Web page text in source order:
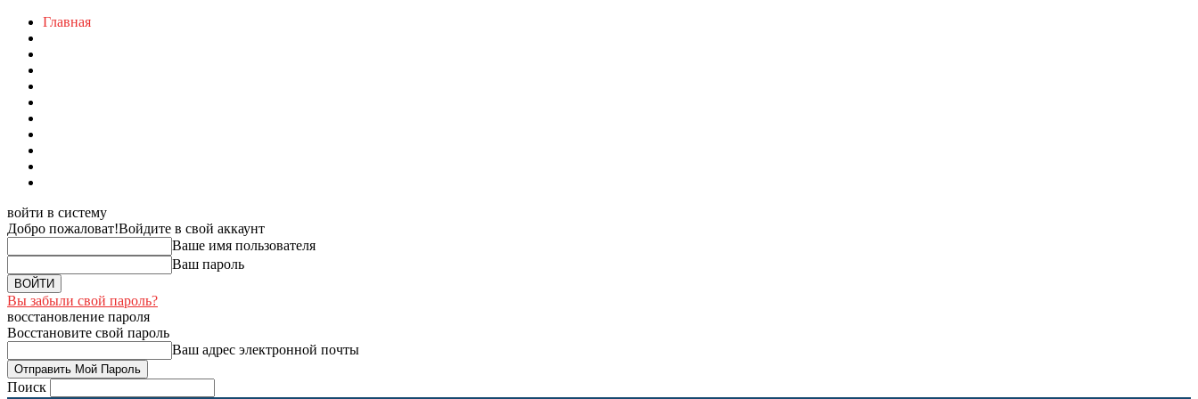
Главная
войти в систему
Добро пожаловат!Войдите в свой аккаунт
Ваше имя пользователя
Ваш пароль
Вы забыли свой пароль?
восстановление пароля
Восстановите свой пароль
Ваш адрес электронной почты
Поиск